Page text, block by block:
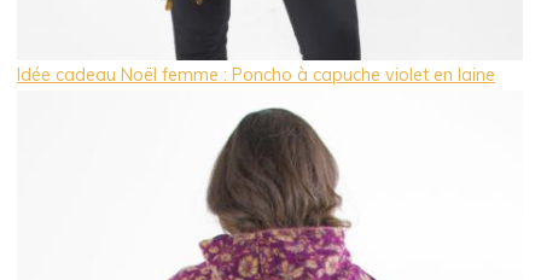
Idée cadeau Noël femme : Poncho à capuche violet en laine